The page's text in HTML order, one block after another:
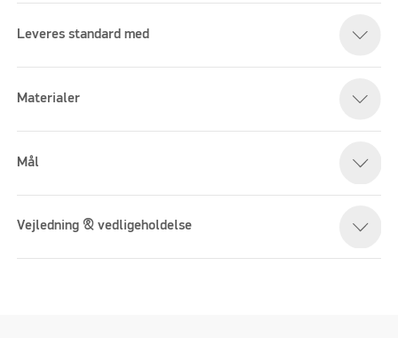
Leveres standard med
Materialer
Mål
Vejledning & vedligeholdelse